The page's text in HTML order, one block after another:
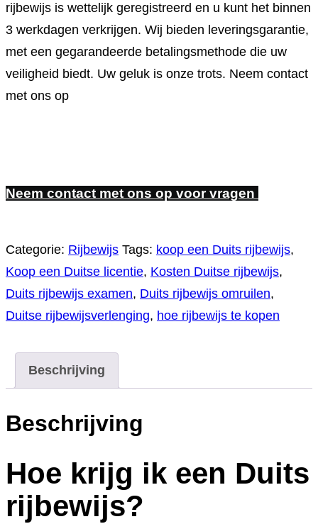
rijbewijs is wettelijk geregistreerd en u kunt het binnen
3 werkdagen verkrijgen. Wij bieden leveringsgarantie,
met een gegarandeerde betalingsmethode die uw
veiligheid biedt. Uw geluk is onze trots. Neem contact
met ons op
Neem contact met ons op voor vragen
Categorie: Rijbewijs Tags: koop een Duits rijbewijs,
Koop een Duitse licentie, Kosten Duitse rijbewijs,
Duits rijbewijs examen, Duits rijbewijs omruilen,
Duitse rijbewijsverlenging, hoe rijbewijs te kopen
Beschrijving
Beschrijving
Hoe krijg ik een Duits
rijbewijs?